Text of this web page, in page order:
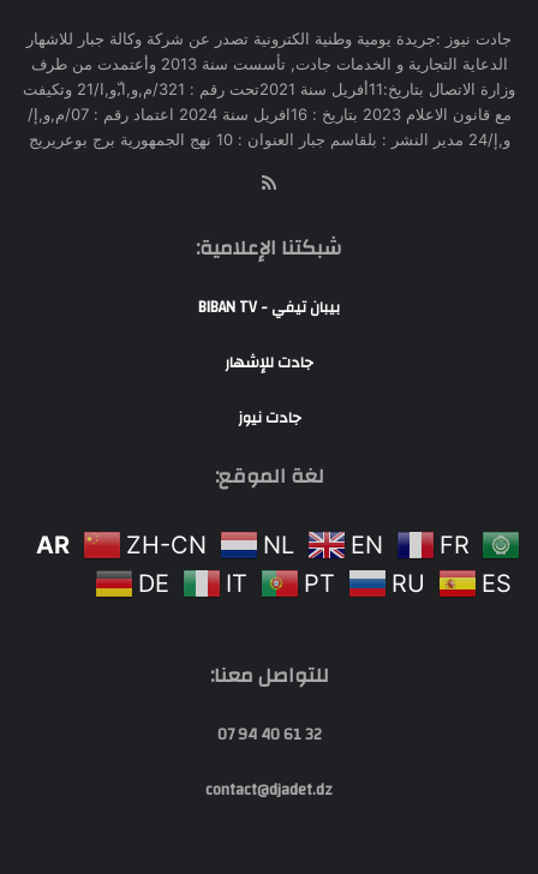
جادت نيوز :جريدة يومية وطنية الكترونية تصدر عن شركة وكالة جبار للاشهار
الدعاية التجارية و الخدمات جادت, تأسست سنة 2013 وأعتمدت من طرف
وزارة الاتصال بتاريخ:11أفريل سنة 2021تحت رقم : 321/م,و,ا,ّو,ا/21 وتكيفت
مع قانون الاعلام 2023 بتاريخ : 16افريل سنة 2024 اعتماد رقم : 07/م,و,إ/
و,إ/24 مدير النشر : بلقاسم جبار العنوان : 10 نهج الجمهورية برج بوعريريج
شبكتنا الإعلامية:
بيبان تيفي - BIBAN TV
جادت للإشهار
جادت نيوز
لغة الموقع:
AR ZH-CN NL EN
FR
DE
IT PT RU ES
للتواصل معنا:
32 61 40 94 07
contact@djadet.dz